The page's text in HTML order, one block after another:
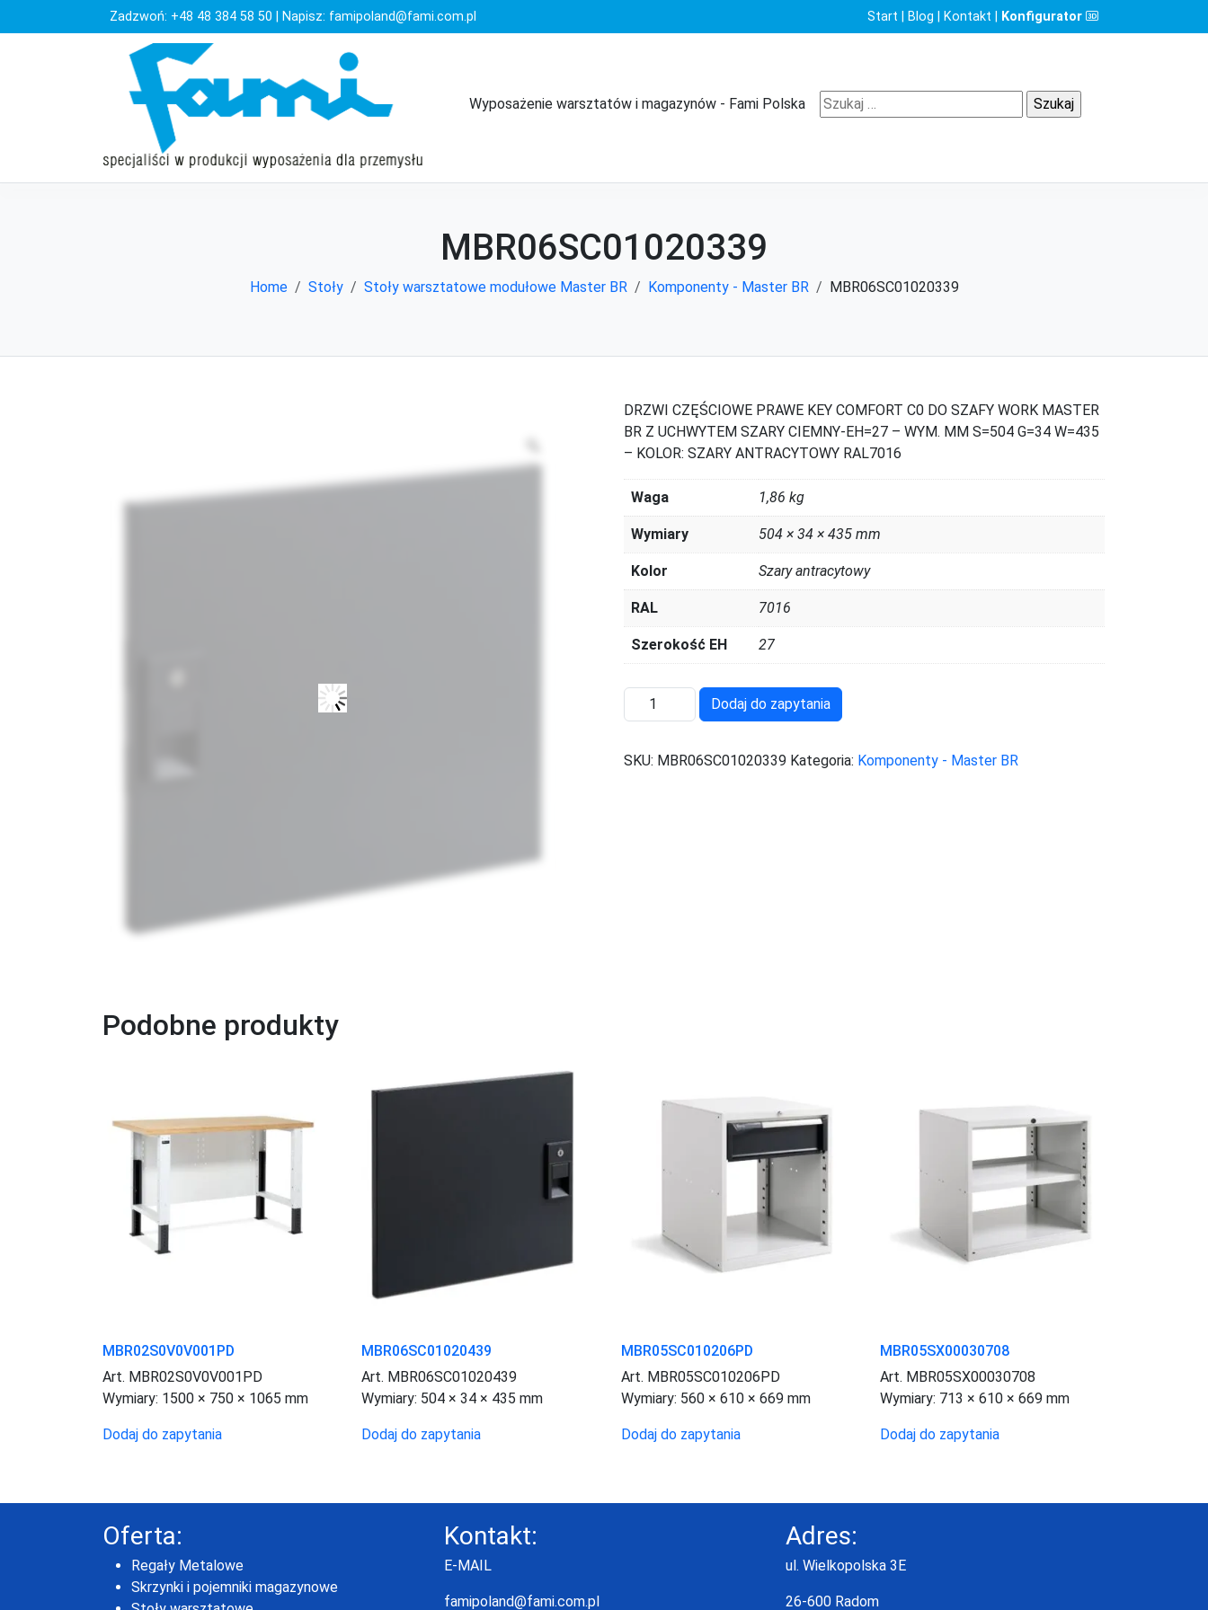
Zadzwoń: +48 48 384 58 50 | Napisz: famipoland@fami.com.pl Start Blog Kontakt Konfigurator
Wyposażenie warsztatów i magazynów - Fami Polska Szukaj:
MBR06SC01020339
Home Stoły Stoły warsztatowe modułowe Master BR Komponenty - Master BR MBR06SC01020339
DRZWI CZĘŚCIOWE PRAWE KEY COMFORT C0 DO SZAFY WORK MASTER
BR Z UCHWYTEM SZARY CIEMNY-EH=27 – WYM. MM S=504 G=34 W=435
– KOLOR: SZARY ANTRACYTOWY RAL7016
Waga 1,86 kg
Wymiary 504 × 34 × 435 mm
Kolor Szary antracytowy
RAL 7016
Szerokość EH 27
ilość
MBR06SC01020339
Dodaj do zapytania
SKU: MBR06SC01020339 Kategoria: Komponenty - Master BR
Podobne produkty
MBR02S0V0V001PD
Art. MBR02S0V0V001PD
Wymiary: 1500 × 750 × 1065 mm
Dodaj do zapytania
MBR06SC01020439
Art. MBR06SC01020439
Wymiary: 504 × 34 × 435 mm
Dodaj do zapytania
MBR05SC010206PD
Art. MBR05SC010206PD
Wymiary: 560 × 610 × 669 mm
Dodaj do zapytania
MBR05SX00030708
Art. MBR05SX00030708
Wymiary: 713 × 610 × 669 mm
Dodaj do zapytania
Oferta:
Regały Metalowe
Skrzynki i pojemniki magazynowe
Kontakt:
E-MAIL
famipoland@fami.com.pl
Adres:
ul. Wielkopolska 3E
26-600 Radom